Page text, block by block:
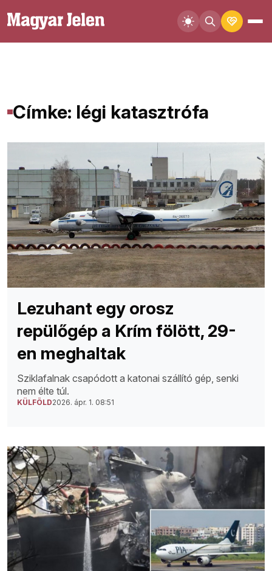
Címke: légi katasztrófa
Lezuhant egy orosz
repülőgép a Krím fölött, 29-
en meghaltak
Sziklafalnak csapódott a katonai szállító gép, senki
nem élte túl.
KÜLFÖLD2026. ápr. 1. 08:51